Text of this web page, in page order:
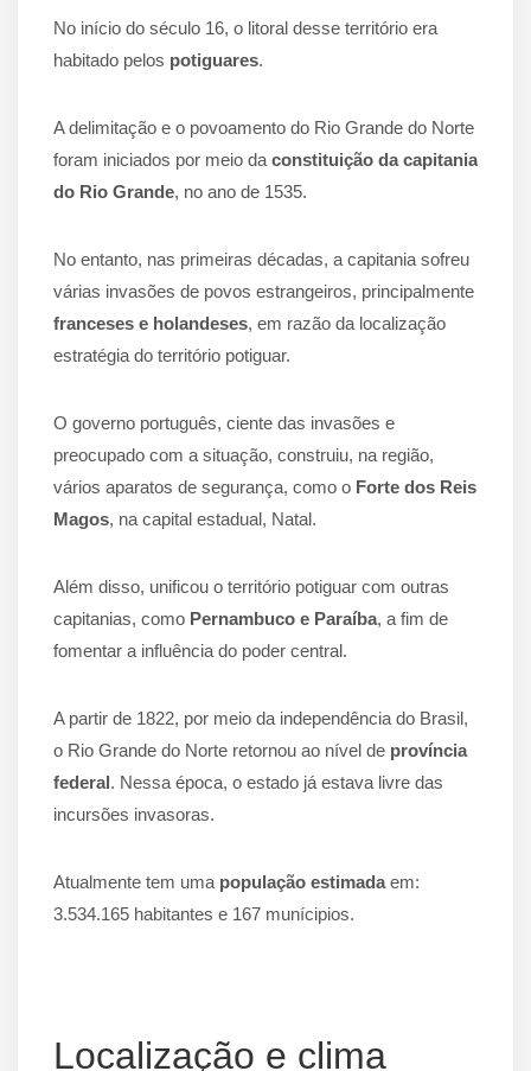
No início do século 16, o litoral desse território era
habitado pelos potiguares.
A delimitação e o povoamento do Rio Grande do Norte
foram iniciados por meio daconstituição da capitania
do Rio Grande, no ano de 1535.
No entanto, nas primeiras décadas, a capitania sofreu
várias invasões de povos estrangeiros, principalmente
franceses e holandeses, em razão da localização
estratégia do território potiguar.
O governo português, ciente das invasões e
preocupado com a situação, construiu, na região,
vários aparatos de segurança, como o Forte dos Reis
Magos, na capital estadual, Natal.
Além disso, unificou o território potiguar com outras
capitanias, como Pernambuco e Paraíba, a fim de
fomentar a influência do poder central.
A partir de 1822, por meio da independência do Brasil,
o Rio Grande do Norte retornou ao nível de província
federal. Nessa época, o estado já estava livre das
incursões invasoras.
Atualmente tem uma população estimadaem:
3.534.165 habitantes e 167 munícipios.
Localização e clima